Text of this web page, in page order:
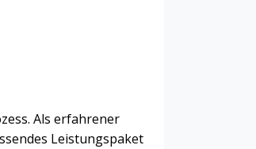
Als erfahrener
Leistungspaket